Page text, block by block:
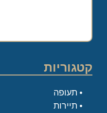
קטגוריות
תעופה
תיירות